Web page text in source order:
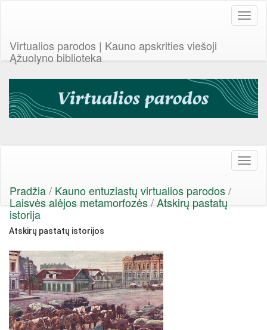
Virtualios parodos | Kauno apskrities viešoji
Ąžuolyno biblioteka
Pradžia/ Kauno entuziastų virtualios parodos/
Laisvės alėjos metamorfozės/Atskirų pastatų
istorija
Atskirų pastatų istorijos